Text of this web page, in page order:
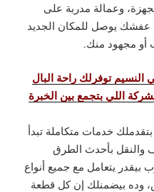
وعمالة مدربة على
يوصل للمكان الجديد
أو مجهود منك.
توفرلك راحة البال
اللي بتجمع بين الخبرة
بتقدملك خدمات متكاملة تبدأ
والنقل بأحدث الطرق
يتعامل مع جميع أنواع
وده بيضمنلك إن كل قطعة